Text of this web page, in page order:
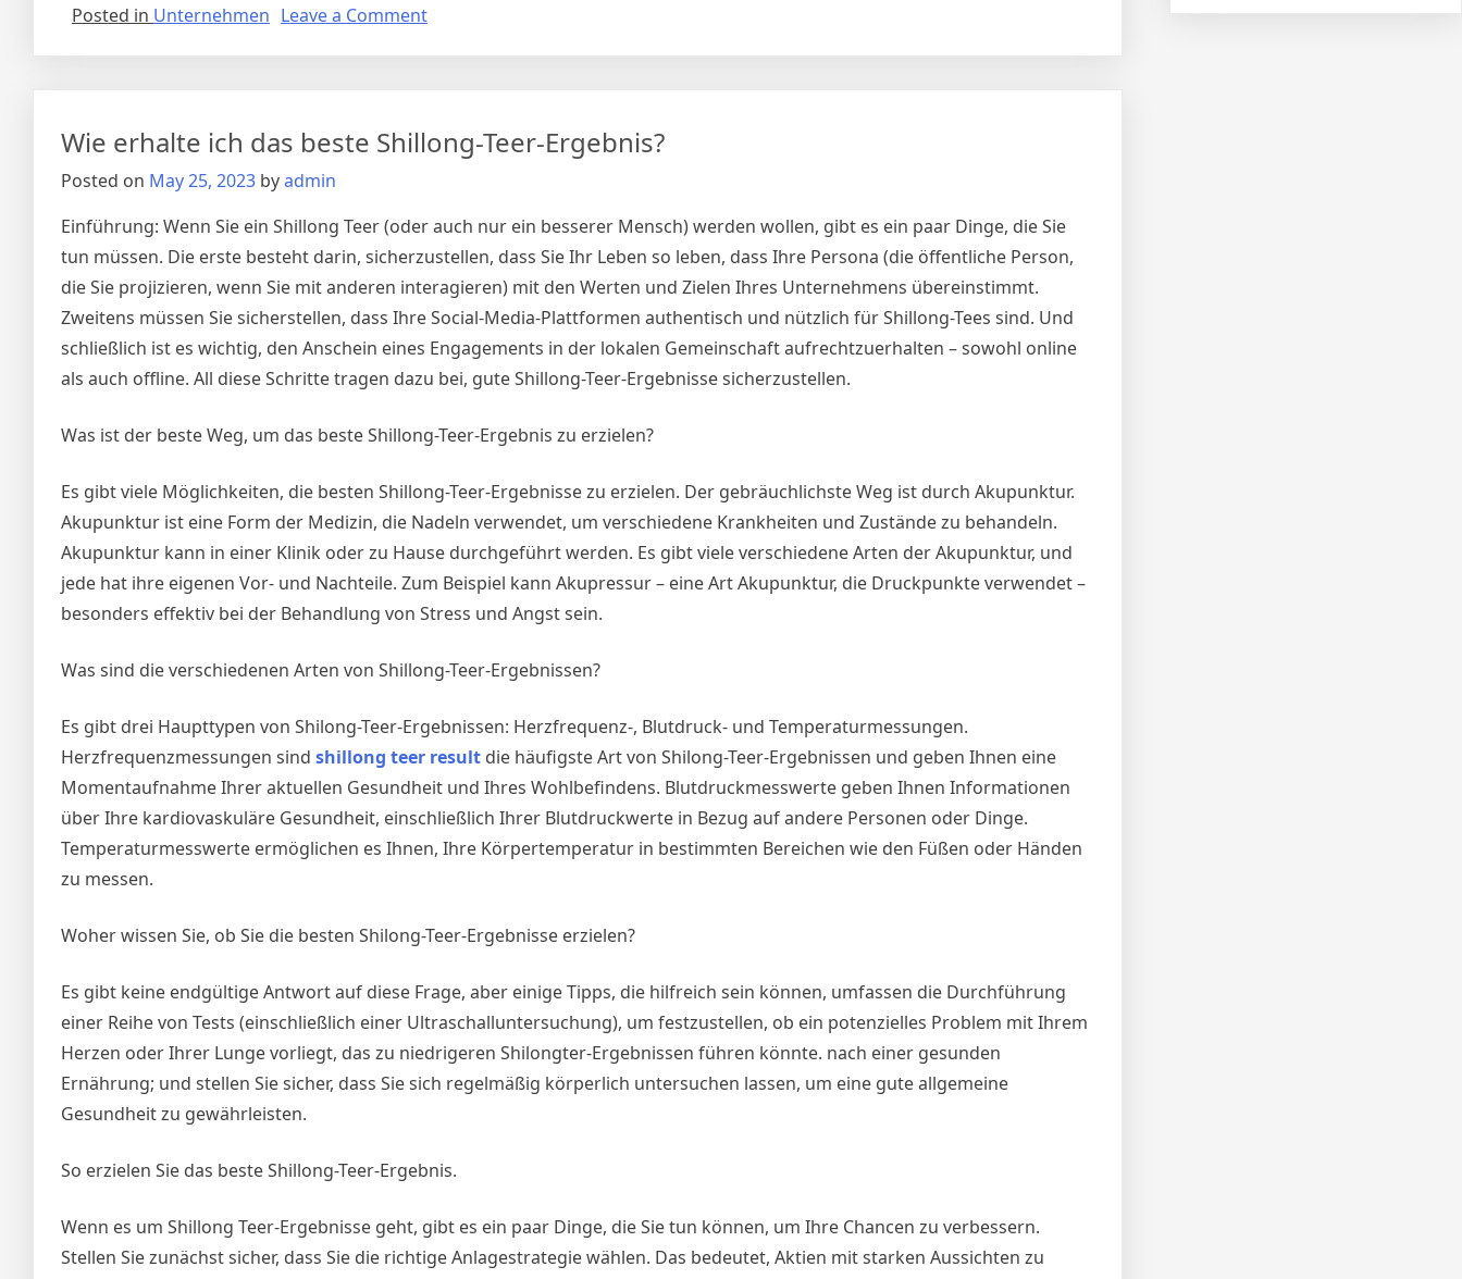
Posted in Unternehmen Leave a Commenton
persan
ce
que
vous
devez
savoir
Wie erhalte ich das beste Shillong-Teer-Ergebnis?
Posted on May 25, 2023 byadmin
Einführung: Wenn Sie ein Shillong Teer (oder auch nur ein besserer Mensch) werden wollen, gibt es ein paar Dinge, die Sie
tun müssen. Die erste besteht darin, sicherzustellen, dass Sie Ihr Leben so leben, dass Ihre Persona (die öffentliche Person,
die Sie projizieren, wenn Sie mit anderen interagieren) mit den Werten und Zielen Ihres Unternehmens übereinstimmt.
Zweitens müssen Sie sicherstellen, dass Ihre Social-Media-Plattformen authentisch und nützlich für Shillong-Tees sind. Und
schließlich ist es wichtig, den Anschein eines Engagements in der lokalen Gemeinschaft aufrechtzuerhalten – sowohl online
als auch offline. All diese Schritte tragen dazu bei, gute Shillong-Teer-Ergebnisse sicherzustellen.
Was ist der beste Weg, um das beste Shillong-Teer-Ergebnis zu erzielen?
Es gibt viele Möglichkeiten, die besten Shillong-Teer-Ergebnisse zu erzielen. Der gebräuchlichste Weg ist durch Akupunktur.
Akupunktur ist eine Form der Medizin, die Nadeln verwendet, um verschiedene Krankheiten und Zustände zu behandeln.
Akupunktur kann in einer Klinik oder zu Hause durchgeführt werden. Es gibt viele verschiedene Arten der Akupunktur, und
jede hat ihre eigenen Vor- und Nachteile. Zum Beispiel kann Akupressur – eine Art Akupunktur, die Druckpunkte verwendet –
besonders effektiv bei der Behandlung von Stress und Angst sein.
Was sind die verschiedenen Arten von Shillong-Teer-Ergebnissen?
Es gibt drei Haupttypen von Shilong-Teer-Ergebnissen: Herzfrequenz-, Blutdruck- und Temperaturmessungen.
Herzfrequenzmessungen sind shillong teer result die häufigste Art von Shilong-Teer-Ergebnissen und geben Ihnen eine
Momentaufnahme Ihrer aktuellen Gesundheit und Ihres Wohlbefindens. Blutdruckmesswerte geben Ihnen Informationen
über Ihre kardiovaskuläre Gesundheit, einschließlich Ihrer Blutdruckwerte in Bezug auf andere Personen oder Dinge.
Temperaturmesswerte ermöglichen es Ihnen, Ihre Körpertemperatur in bestimmten Bereichen wie den Füßen oder Händen
zu messen.
Woher wissen Sie, ob Sie die besten Shilong-Teer-Ergebnisse erzielen?
Es gibt keine endgültige Antwort auf diese Frage, aber einige Tipps, die hilfreich sein können, umfassen die Durchführung
einer Reihe von Tests (einschließlich einer Ultraschalluntersuchung), um festzustellen, ob ein potenzielles Problem mit Ihrem
Herzen oder Ihrer Lunge vorliegt, das zu niedrigeren Shilongter-Ergebnissen führen könnte. nach einer gesunden
Ernährung; und stellen Sie sicher, dass Sie sich regelmäßig körperlich untersuchen lassen, um eine gute allgemeine
Gesundheit zu gewährleisten.
So erzielen Sie das beste Shillong-Teer-Ergebnis.
Wenn es um Shillong Teer-Ergebnisse geht, gibt es ein paar Dinge, die Sie tun können, um Ihre Chancen zu verbessern.
Stellen Sie zunächst sicher, dass Sie die richtige Anlagestrategie wählen. Das bedeutet, Aktien mit starken Aussichten zu